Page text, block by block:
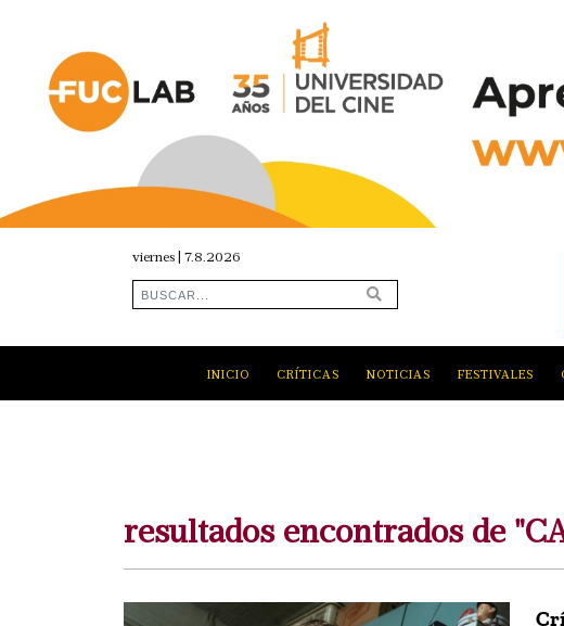
viernes | 7.8.2026
INICIO CRÍTICAS NOTICIAS FESTIVALES
resultados encontrados de